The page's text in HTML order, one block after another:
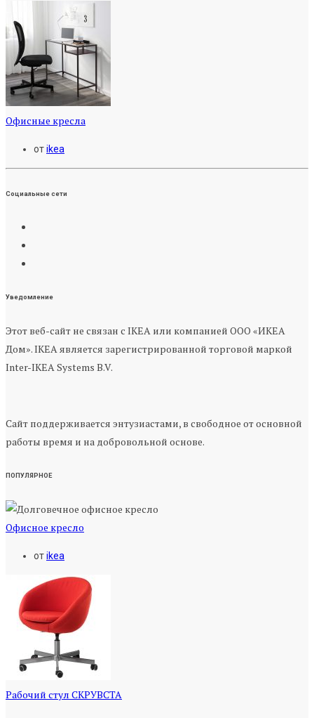
Офисные кресла
отikea
Социальные сети
Уведомление
Этот веб-сайт не связан с IKEA или компанией ООО «ИКЕА
Дом». IKEA является зарегистрированной торговой маркой
Inter-IKEA Systems B.V.
Сайт поддерживается энтузиастами, в свободное от основной
работы время и на добровольной основе.
ПОПУЛЯРНОЕ
Офисное кресло
отikea
Рабочий стул СКРУВСТА